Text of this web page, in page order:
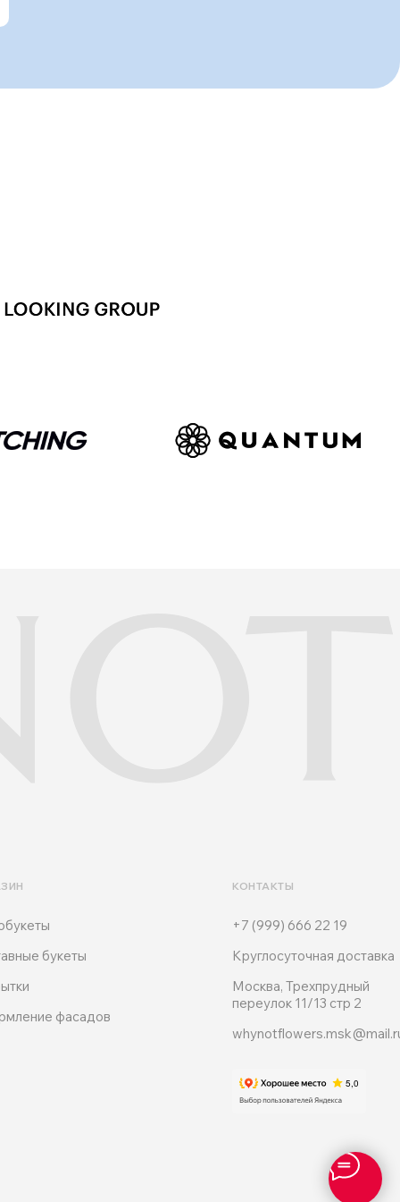
+7 (999) 666 22 19
КОНТАКТЫ
Круглосуточная доставка
Москва, Трехпрудный
переулок 11/13 стр 2
фасадов
букеты